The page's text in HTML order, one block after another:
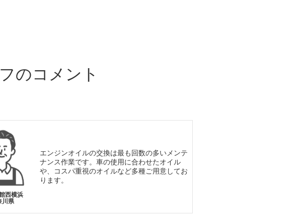
のコメント
西横浜
川県
エンジンオイルの交換は最も回数の多いメンテ
ナンス作業です。車の使用に合わせたオイル
や、コスパ重視のオイルなど多種ご用意してお
ります。